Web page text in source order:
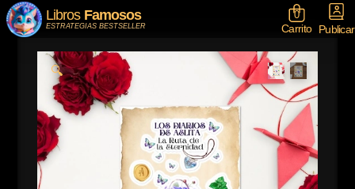
Libros Famosos
ESTRATEGIAS BESTSELLER
0
Carrito Publicar
🔍